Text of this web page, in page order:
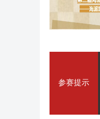
参赛提示